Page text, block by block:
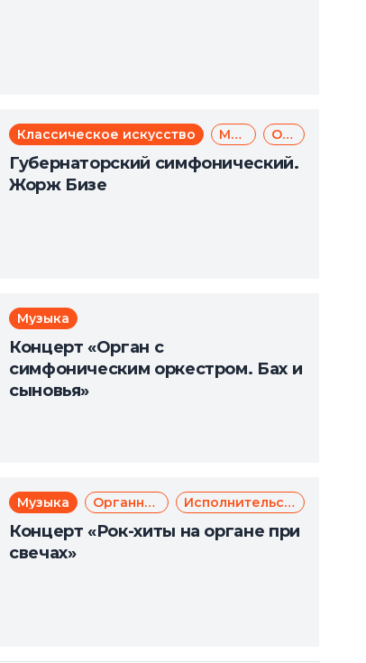
Классическое искусство Музыка Опера
Губернаторский симфонический.
Жорж Бизе
Музыка
Концерт «Орган с
симфоническим оркестром. Бах и
сыновья»
Музыка Органная музыка Исполнительское искусство
Концерт «Рок-хиты на органе при
свечах»